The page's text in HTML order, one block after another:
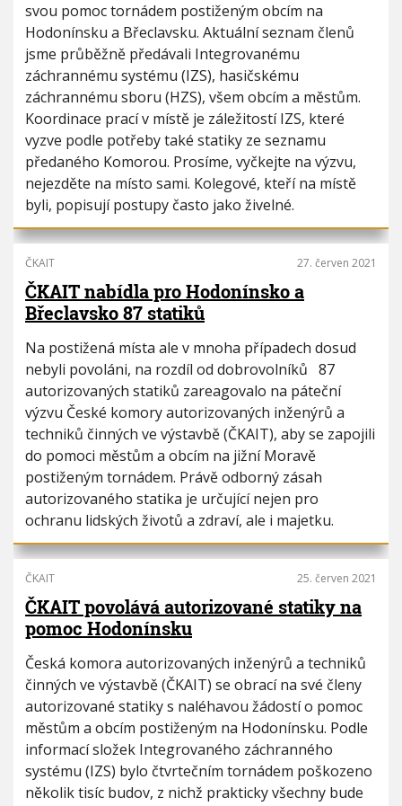
svou pomoc tornádem postiženým obcím na
Hodonínsku a Břeclavsku. Aktuální seznam členů
jsme průběžně předávali Integrovanému
záchrannému systému (IZS), hasičskému
záchrannému sboru (HZS), všem obcím a městům.
Koordinace prací v místě je záležitostí IZS, které
vyzve podle potřeby také statiky ze seznamu
předaného Komorou. Prosíme, vyčkejte na výzvu,
nejezděte na místo sami. Kolegové, kteří na místě
byli, popisují postupy často jako živelné.
ČKAIT 27. červen 2021
ČKAIT nabídla pro Hodonínsko a
Břeclavsko 87 statiků
Na postižená místa ale v mnoha případech dosud
nebyli povoláni, na rozdíl od dobrovolníků 87
autorizovaných statiků zareagovalo na páteční
výzvu České komory autorizovaných inženýrů a
techniků činných ve výstavbě (ČKAIT), aby se zapojili
do pomoci městům a obcím na jižní Moravě
postiženým tornádem. Právě odborný zásah
autorizovaného statika je určující nejen pro
ochranu lidských životů a zdraví, ale i majetku.
ČKAIT 25. červen 2021
ČKAIT povolává autorizované statiky na
pomoc Hodonínsku
Česká komora autorizovaných inženýrů a techniků
činných ve výstavbě (ČKAIT) se obrací na své členy
autorizované statiky s naléhavou žádostí o pomoc
městům a obcím postiženým na Hodonínsku. Podle
informací složek Integrovaného záchranného
systému (IZS) bylo čtvrtečním tornádem poškozeno
několik tisíc budov, z nichž prakticky všechny bude